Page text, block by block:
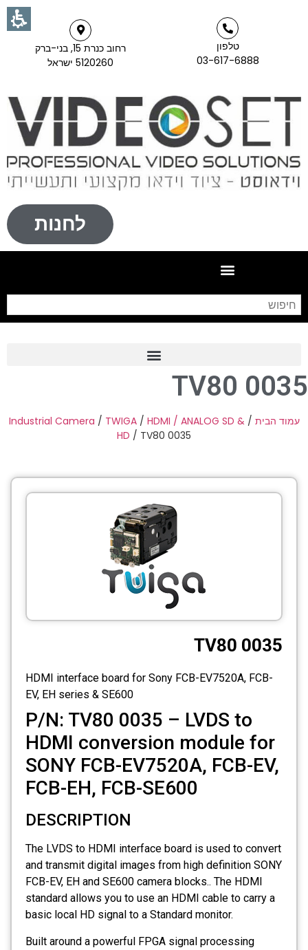
טלפון
03-617-6888
רחוב כנרת 15, בני-ברק
5120260 ישראל
לחנות
Frame Grabber
Industrial Camera
Professional Monitors
C-Mount Lenss
Professional Video Equipment
Fiber Optic
TV80 0035
עמוד הבית /
Industrial Camera / TWIGA/ HDMI / ANALOG SD &
HD / TV80 0035
TV80 0035
HDMI interface board for Sony FCB-EV7520A, FCB-
EV, EH series & SE600
P/N: TV80 0035 – LVDS to
HDMI conversion module for
SONY FCB-EV7520A, FCB-EV,
FCB-EH, FCB-SE600
DESCRIPTION
The LVDS to HDMI interface board is used to convert
and transmit digital images from high definition SONY
FCB-EV, EH and SE600 camera blocks.. The HDMI
standard allows you to use an HDMI cable to carry a
basic local HD signal to a Standard monitor.
Built around a powerful FPGA signal processing